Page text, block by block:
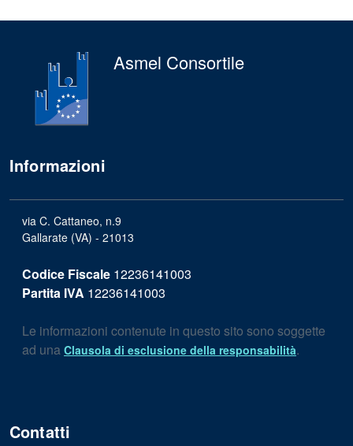
Asmel Consortile
Informazioni
via C. Cattaneo, n.9
Gallarate (VA) - 21013
Codice Fiscale 12236141003
Partita IVA 12236141003
Le informazioni contenute in questo sito sono soggette
ad una Clausola di esclusione della responsabilità.
Contatti